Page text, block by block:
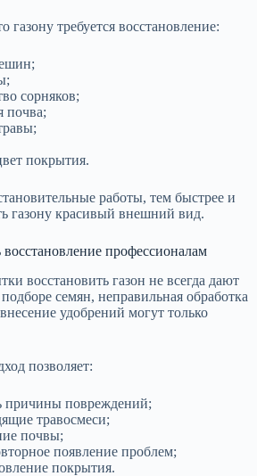
требуется восстановление:
сорняков;
почва;
покрытия.
работы, тем быстрее и
газону красивый внешний вид.
профессионалам
восстановить газон не всегда дают
семян, неправильная обработка
удобрений могут только
позволяет:
причины повреждений;
травосмеси;
почвы;
появление проблем;
покрытия.